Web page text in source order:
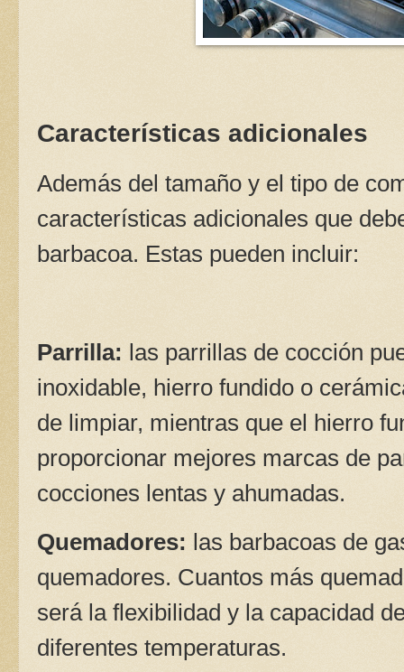
Características adicionales
Además del tamaño y el tipo de
características adicionales que
barbacoa. Estas pueden incluir:
Parrilla: las parrillas de cocción
inoxidable, hierro fundido o
de limpiar, mientras que el hierro
proporcionar mejores marcas de
cocciones lentas y ahumadas.
Quemadores: las barbacoas de
quemadores. Cuantos más
será la flexibilidad y la capacidad
diferentes temperaturas.